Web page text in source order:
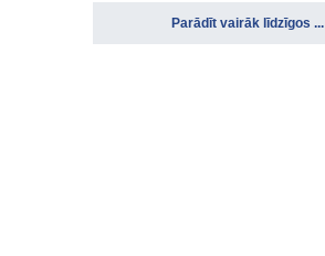
Parādīt vairāk līdzīgos ...